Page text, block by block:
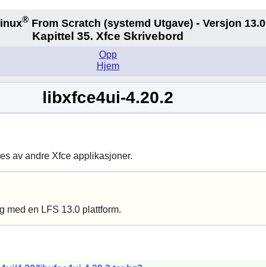
®From Scratch (systemd Utgave) - Versjon 13.0
Kapittel 35. Xfce Skrivebord
Opp
Hjem
libxfce4ui-4.20.2
av andre Xfceapplikasjoner.
med en LFS 13.0 plattform.